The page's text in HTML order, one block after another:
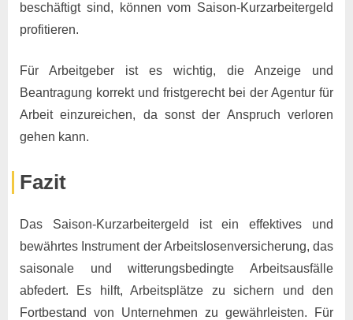
beschäftigt sind, können vom Saison-Kurzarbeitergeld
profitieren.
Für Arbeitgeber ist es wichtig, die Anzeige und
Beantragung korrekt und fristgerecht bei der Agentur für
Arbeit einzureichen, da sonst der Anspruch verloren
gehen kann.
Fazit
Das Saison-Kurzarbeitergeld ist ein effektives und
bewährtes Instrument der Arbeitslosenversicherung, das
saisonale und witterungsbedingte Arbeitsausfälle
abfedert. Es hilft, Arbeitsplätze zu sichern und den
Fortbestand von Unternehmen zu gewährleisten. Für